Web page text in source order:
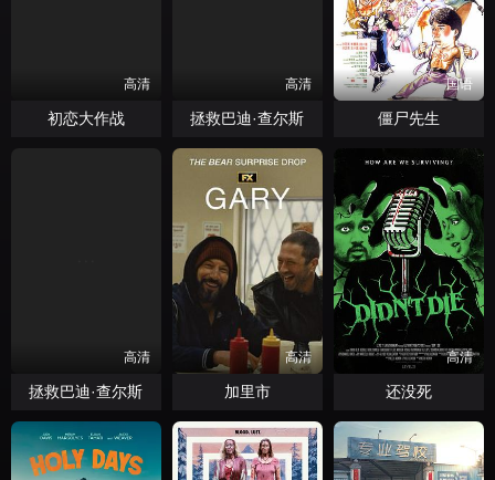
高清
初恋大作战
高清
拯救巴迪·查尔斯
国语
僵尸先生
高清
拯救巴迪·查尔斯
高清
加里市
高清
还没死